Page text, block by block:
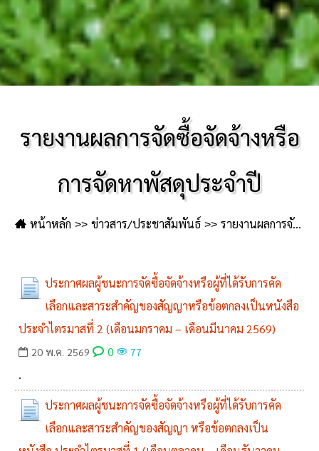
รายงานผลการจัดซื้อจัดจ้างหรือ
การจัดหาพัสดุประจำปี
หน้าหลัก ข่าวสาร/ประชาสัมพันธ์ รายงานผลการจัดซื้อจัดจ้างหรือการจัดหาพัสดุประจำปี
ประกาศผลผู้ชนะการจัดซื้อจัดจ้างหรือผู้ที่ได้รับการคัด
เลือกและสาระสำคัญของสัญญาหรือข้อตกลงเป็นหนังสือ
ประจำไตรมาสที่ 2 (เดือนมกราคม – เดือนมีนาคม 2569)
20 พ.ค. 2569 0 77
.
ประกาศผลผู้ชนะการจัดซื้อจัดจ้างหรือผู้ที่ได้รับการคัด
เลือกและสาระสำคัญของสัญญา หรือข้อตกลงเป็น